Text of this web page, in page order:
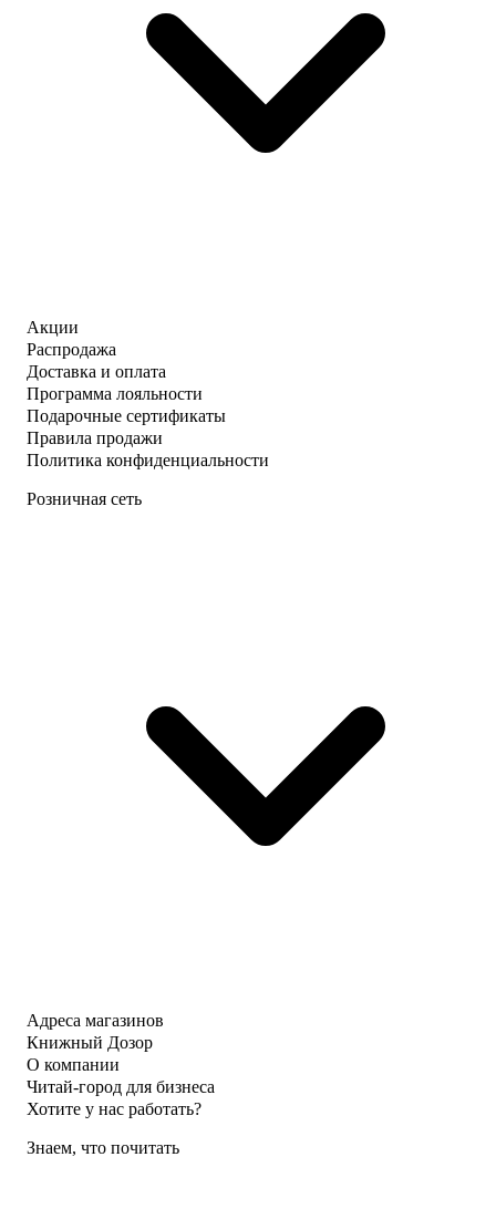
Акции
Распродажа
Доставка и оплата
Программа лояльности
Подарочные сертификаты
Правила продажи
Политика конфиденциальности
Розничная сеть
Адреса магазинов
Книжный Дозор
О компании
Читай-город для бизнеса
Хотите у нас работать?
Знаем, что почитать